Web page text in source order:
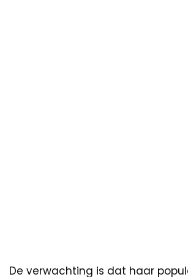
De verwachting is dat haar